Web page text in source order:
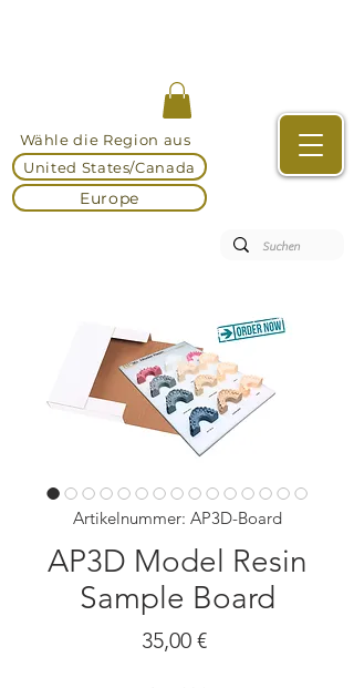
Wähle die Region aus
United States/Canada
Europe
Artikelnummer: AP3D-Board
AP3D Model Resin
Sample Board
35,00 €Preis